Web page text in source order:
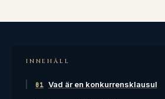
INNEHÅLL
01 Vad är en konkurrensklausul